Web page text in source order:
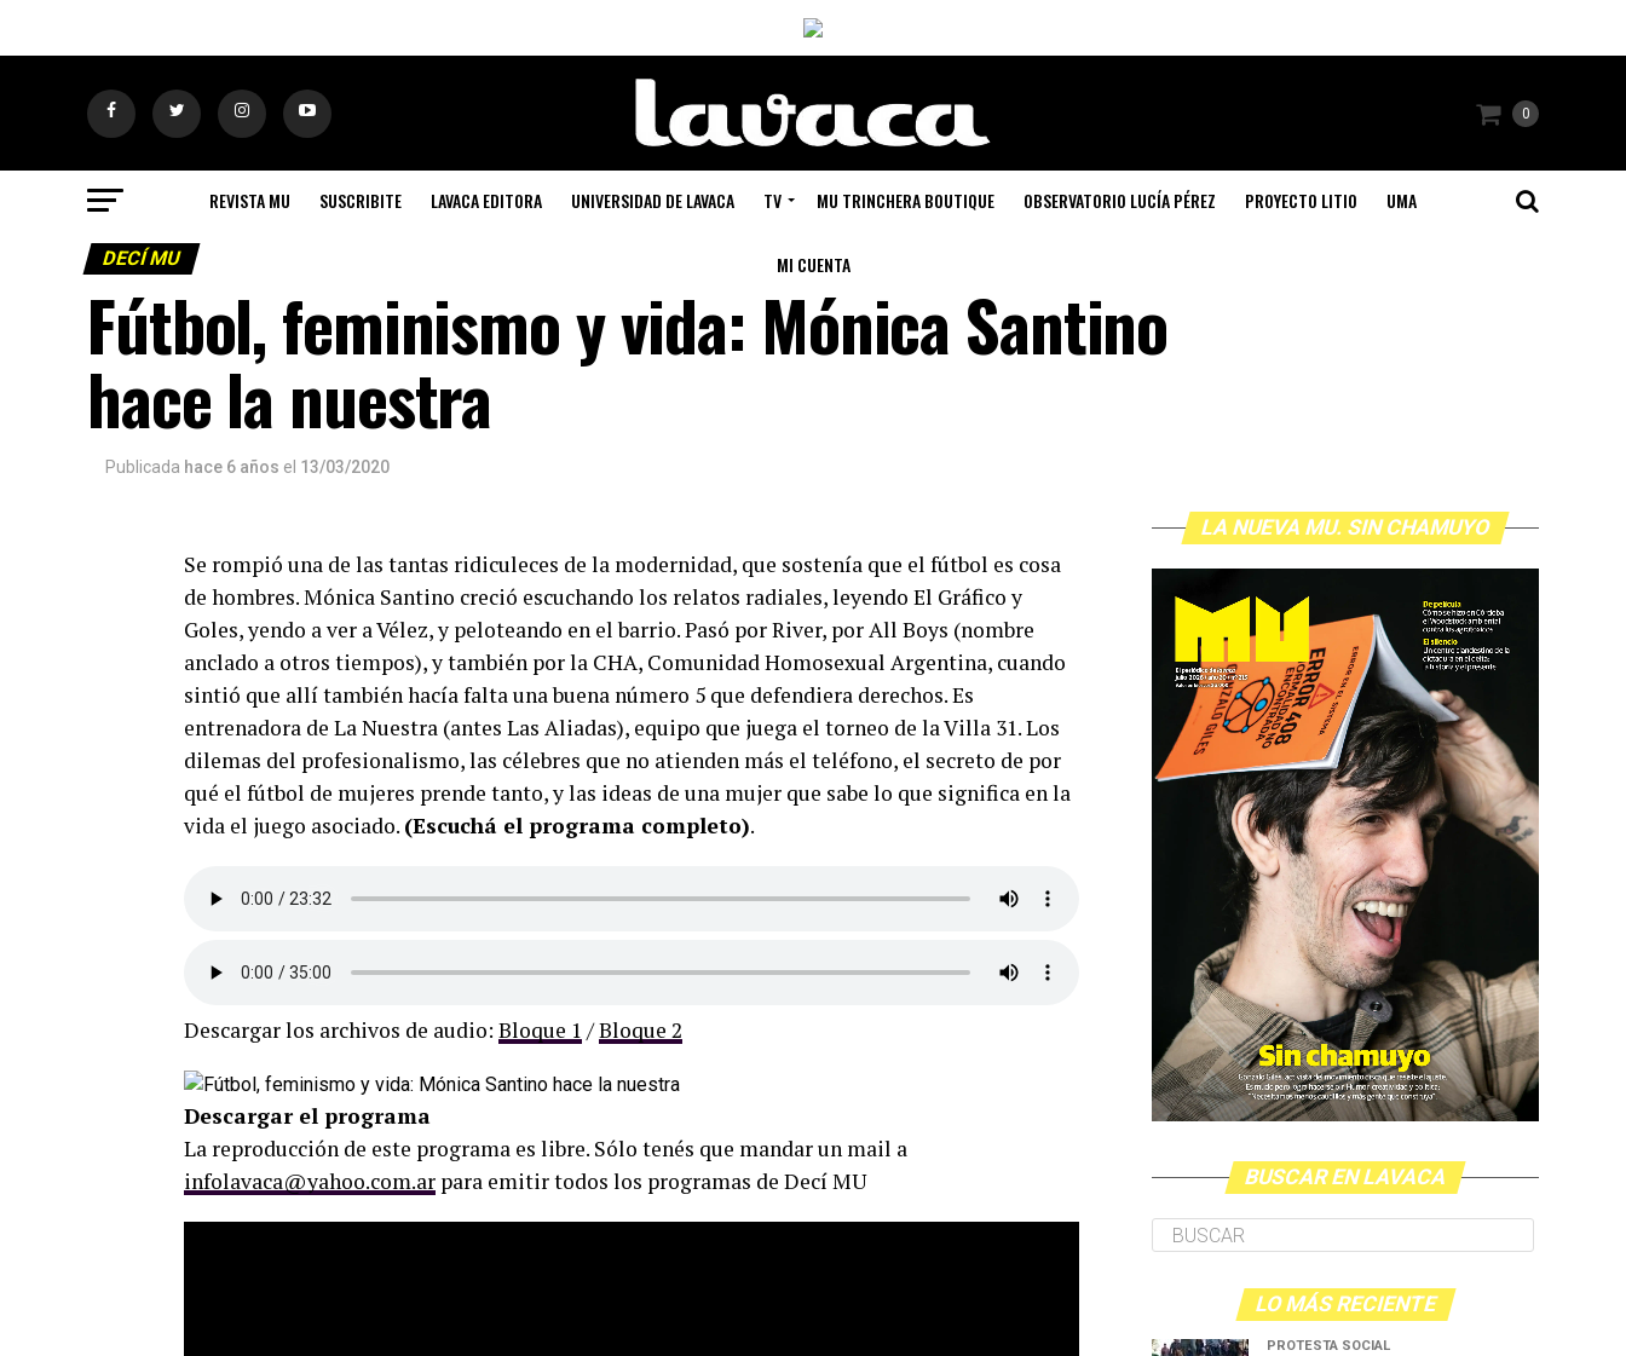
0
REVISTA MU SUSCRIBITE LAVACA EDITORA UNIVERSIDAD DE LAVACA TV MU TRINCHERA BOUTIQUE OBSERVATORIO LUCÍA PÉREZ PROYECTO LITIO UMA
MI CUENTA
DECÍ MU
Fútbol, feminismo y vida: Mónica Santino
hace la nuestra
Publicada hace 6 años el 13/03/2020
Se rompió una de las tantas ridiculeces de la modernidad, que sostenía que el fútbol es cosa
de hombres. Mónica Santino creció escuchando los relatos radiales, leyendo El Gráfico y
Goles, yendo a ver a Vélez, y peloteando en el barrio. Pasó por River, por All Boys (nombre
anclado a otros tiempos), y también por la CHA, Comunidad Homosexual Argentina, cuando
sintió que allí también hacía falta una buena número 5 que defendiera derechos. Es
entrenadora de La Nuestra (antes Las Aliadas), equipo que juega el torneo de la Villa 31. Los
dilemas del profesionalismo, las célebres que no atienden más el teléfono, el secreto de por
qué el fútbol de mujeres prende tanto, y las ideas de una mujer que sabe lo que significa en la
vida el juego asociado. (Escuchá el programa completo).
Descargar los archivos de audio: Bloque 1 /Bloque 2
Descargar el programa
La reproducción de este programa es libre. Sólo tenés que mandar un mail a
infolavaca@yahoo.com.ar para emitir todos los programas de Decí MU
LA NUEVA MU. SIN CHAMUYO
BUSCAR EN LAVACA
LO MÁS RECIENTE
PROTESTA SOCIAL